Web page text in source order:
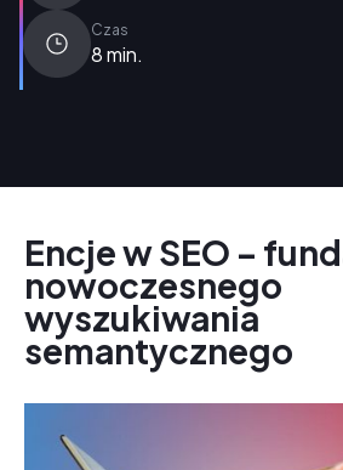
Czas
8 min.
Encje w SEO –
nowoczesnego
wyszukiwania
semantycznego